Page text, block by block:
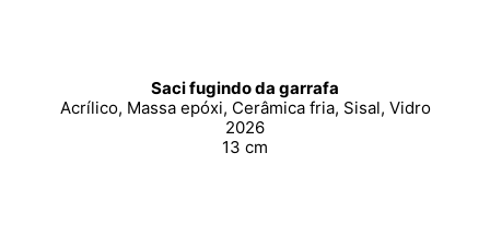
Saci fugindo da garrafa
Acrílico, Massa epóxi, Cerâmica fria, Sisal, Vidro
2026
13 cm